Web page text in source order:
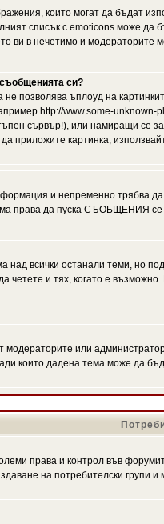
които могат да бъдат
списък с emoticons може да
ви в нечетимо и модераторите
си?
позволява ъплоуд на
http://www.some-
сървър!), или намиращи се
приложите картинка,
и непременно трябва да
права да пуска СЪОБЩЕНИЯ се
над всички останали теми,
четете и тях, когато е
модераторите или
които дадена тема може да
права и контрол във
на потребителски групи